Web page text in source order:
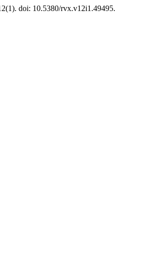
doi: 10.5380/rvx.v12i1.49495.